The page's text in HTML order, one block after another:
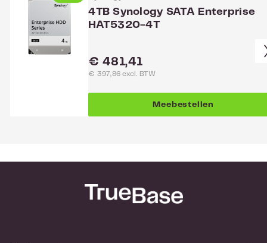
4TB Synology SATA Enterprise
HAT5320-4T
Normale prijs:
€ 481,41
€ 397,86 excl. BTW
Meebestellen